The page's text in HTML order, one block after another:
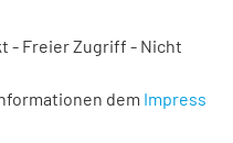
- Freier Zugriff - Nicht
dem Impress